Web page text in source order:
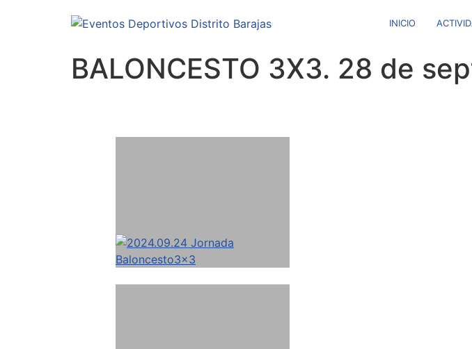
INICIO
BALONCESTO 3X3. 28 de